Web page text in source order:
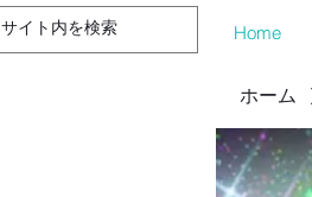
Home
ホーム